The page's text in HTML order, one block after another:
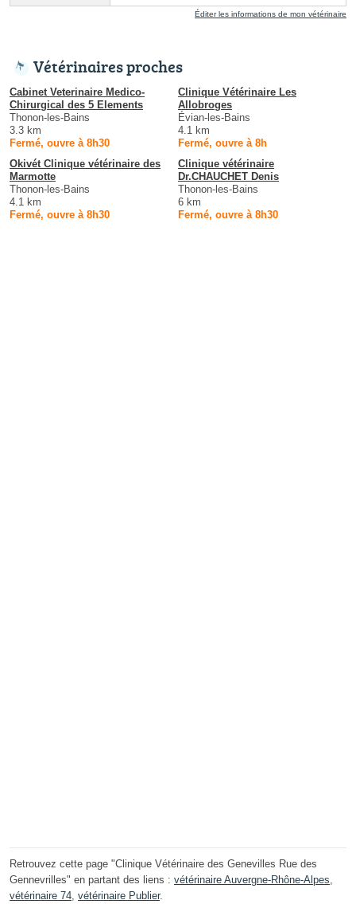
Éditer les informations de mon vétérinaire
Vétérinaires proches
Cabinet Veterinaire Medico-
Chirurgical des 5 Elements
Thonon-les-Bains
3.3 km
Fermé, ouvre à 8h30
Clinique Vétérinaire Les
Allobroges
Évian-les-Bains
4.1 km
Fermé, ouvre à 8h
Okivét Clinique vétérinaire des
Marmotte
Thonon-les-Bains
4.1 km
Fermé, ouvre à 8h30
Clinique vétérinaire
Dr.CHAUCHET Denis
Thonon-les-Bains
6 km
Fermé, ouvre à 8h30
Retrouvez cette page "Clinique Vétérinaire des Genevilles Rue des
Gennevrilles" en partant des liens : vétérinaire Auvergne-Rhône-Alpes
vétérinaire 74 vétérinaire Publier.